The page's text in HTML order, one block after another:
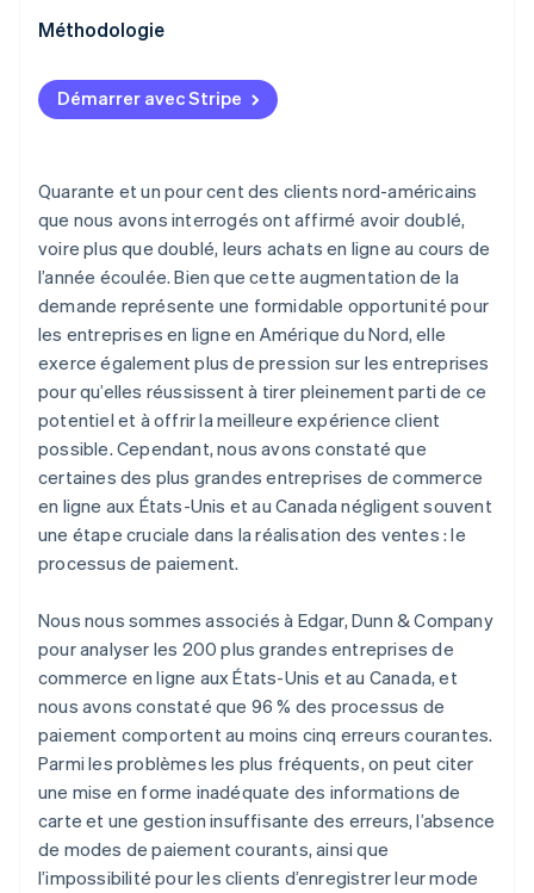
Méthodologie
Démarrer avec Stripe
Quarante et un pour cent des clients nord-américains
que nous avons interrogés ont affirmé avoir doublé,
voire plus que doublé, leurs achats en ligne au cours de
l’année écoulée. Bien que cette augmentation de la
demande représente une formidable opportunité pour
les entreprises en ligne en Amérique du Nord, elle
exerce également plus de pression sur les entreprises
pour qu’elles réussissent à tirer pleinement parti de ce
potentiel et à offrir la meilleure expérience client
possible. Cependant, nous avons constaté que
certaines des plus grandes entreprises de commerce
en ligne aux États-Unis et au Canada négligent souvent
une étape cruciale dans la réalisation des ventes : le
processus de paiement.
Nous nous sommes associés à Edgar, Dunn & Company
pour analyser les 200 plus grandes entreprises de
commerce en ligne aux États-Unis et au Canada, et
nous avons constaté que 96 % des processus de
paiement comportent au moins cinq erreurs courantes.
Parmi les problèmes les plus fréquents, on peut citer
une mise en forme inadéquate des informations de
carte et une gestion insuffisante des erreurs, l’absence
de modes de paiement courants, ainsi que
l’impossibilité pour les clients d’enregistrer leur mode